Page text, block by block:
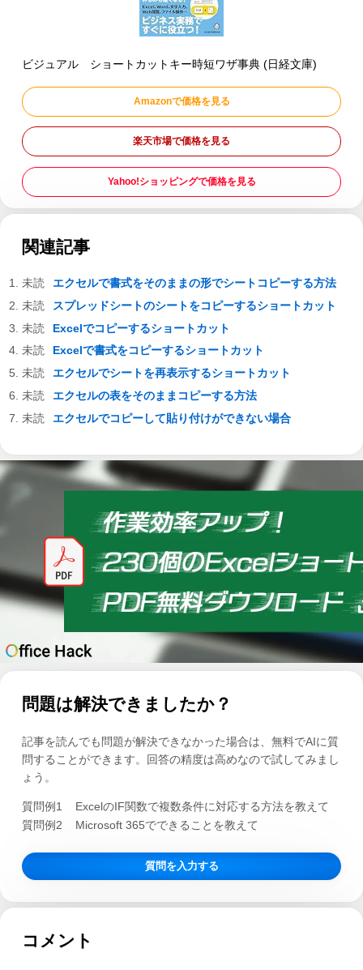
ビジュアル ショートカットキー時短ワザ事典 (日経文庫)
Amazonで価格を見る
楽天市場で価格を見る
Yahoo!ショッピングで価格を見る
関連記事
エクセルで書式をそのままの形でシートコピーする方法
スプレッドシートのシートをコピーするショートカット
Excelでコピーするショートカット
Excelで書式をコピーするショートカット
エクセルでシートを再表示するショートカット
エクセルの表をそのままコピーする方法
エクセルでコピーして貼り付けができない場合
問題は解決できましたか？
記事を読んでも問題が解決できなかった場合は、無料でAIに質
問することができます。回答の精度は高めなので試してみまし
ょう。
質問例1
ExcelのIF関数で複数条件に対応する方法を教えて
質問例2
Microsoft 365でできることを教えて
質問を入力する
コメント